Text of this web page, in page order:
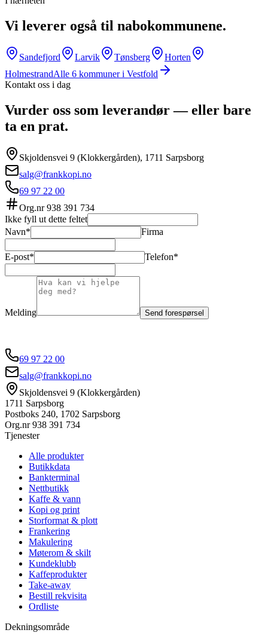
Vi leverer også til nabokommunene.
Sandefjord Larvik Tønsberg
Horten
HolmestrandAlle 6 kommuner i Vestfold
Kontakt oss i dag
Vurder oss som leverandør — eller bare
ta en prat.
Skjoldensvei 9 (Klokkergården), 1711 Sarpsborg
salg@frankkopi.no
69 97 22 00
Org.nr938 391 734
Ikke fyll ut dette feltet
Navn*
Firma
E-post* Telefon*
Melding Send forespørsel
69 97 22 00
salg@frankkopi.no
Skjoldensvei 9 (Klokkergården)
1711 Sarpsborg
Postboks 240, 1702 Sarpsborg
Org.nr938 391 734
Tjenester
Alle produkter
Butikkdata
Bankterminal
Nettbutikk
Kaffe & vann
Kopi og print
Storformat & plott
Frankering
Makulering
Møterom & skilt
Kundeklubb
Kaffeprodukter
Take-away
Bestill rekvisita
Ordliste
Dekningsområde